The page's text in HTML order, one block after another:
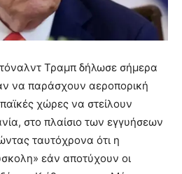
Τραμπ δήλωσε σήμερα
να παράσχουν αεροπορική
χώρες να στείλουν
στο πλαίσιο των εγγυήσεων
ταυτόχρονα ότι η
εάν αποτύχουν οι